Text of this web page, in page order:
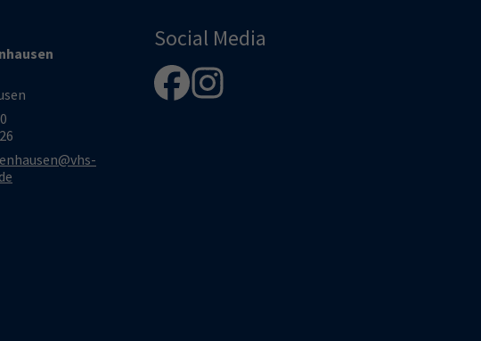
Social Media